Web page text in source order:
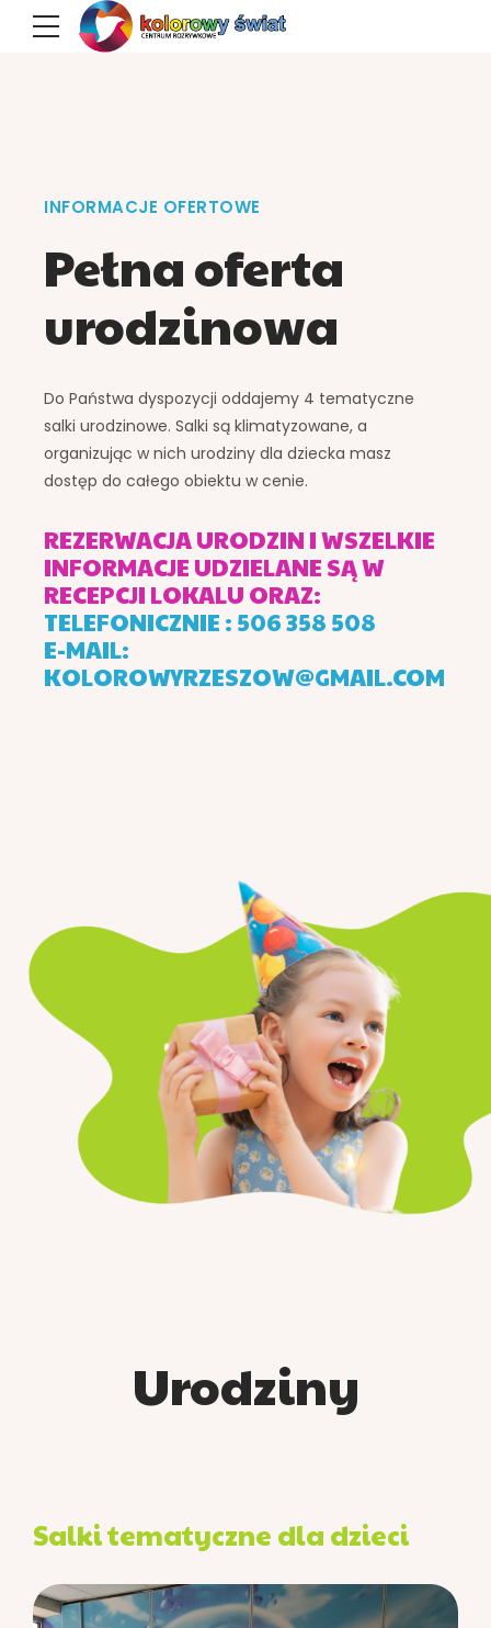
INFORMACJE OFERTOWE
Pełna oferta
urodzinowa
Do Państwa dyspozycji oddajemy 4 tematyczne
salki urodzinowe. Salki są klimatyzowane, a
organizując w nich urodziny dla dziecka masz
dostęp do całego obiektu w cenie.
REZERWACJA URODZIN I WSZELKIE
INFORMACJE UDZIELANE SĄ W
RECEPCJI LOKALU ORAZ:
TELEFONICZNIE : 506 358 508
E-MAIL:
KOLOROWYRZESZOW@GMAIL.COM
Urodziny
Salki tematyczne dla dzieci